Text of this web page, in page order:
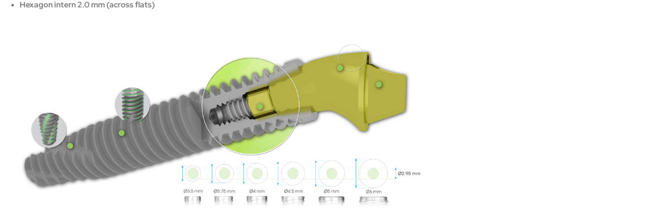
Hexagon intern 2.0 mm (across flats)